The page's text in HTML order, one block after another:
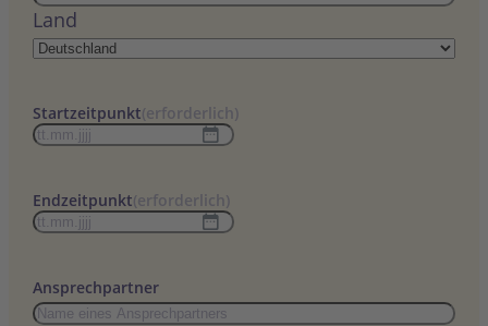
Land
Startzeitpunkt(erforderlich)
TT
MM
Punkt
Endzeitpunkt(erforderlich)
TT
MM
Punkt
Ansprechpartner